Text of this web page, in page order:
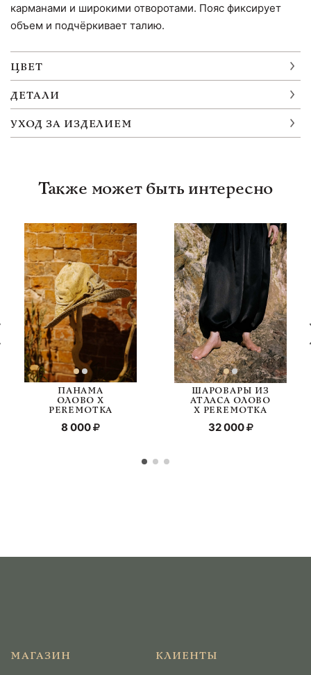
карманами и широкими отворотами. Пояс фиксирует
объем и подчёркивает талию.
ЦВЕТ
ДЕТАЛИ
УХОД ЗА ИЗДЕЛИЕМ
Также может быть интересно
ПАНАМА
ОЛОВО Х
PEREMOTKA
8 000
ШАРОВАРЫ ИЗ
АТЛАСА ОЛОВО
Х PEREMOTKA
32 000
МАГАЗИН КЛИЕНТЫ